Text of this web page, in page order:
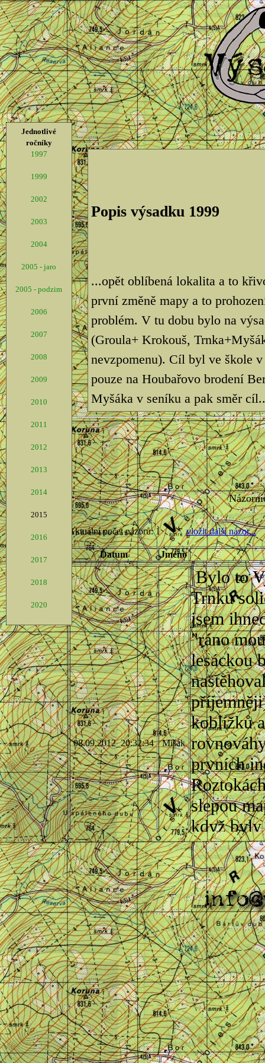
Jednotlivé
ročníky
1997
1999
2002
2003
2004
2005 - jaro
2005 - podzim
2006
2007
2008
2009
2010
2011
2012
2013
2014
2015
2016
2017
2018
2020
Popis výsadku 1999
...opět oblíbená lokalita a to
první změně mapy a to
problém. V tu dobu bylo na
(Groula+ Krokouš,
nevzpomenu). Cíl byl ve škole
pouze na Houbařovo brodení
Myšáka v seníku a pak směr